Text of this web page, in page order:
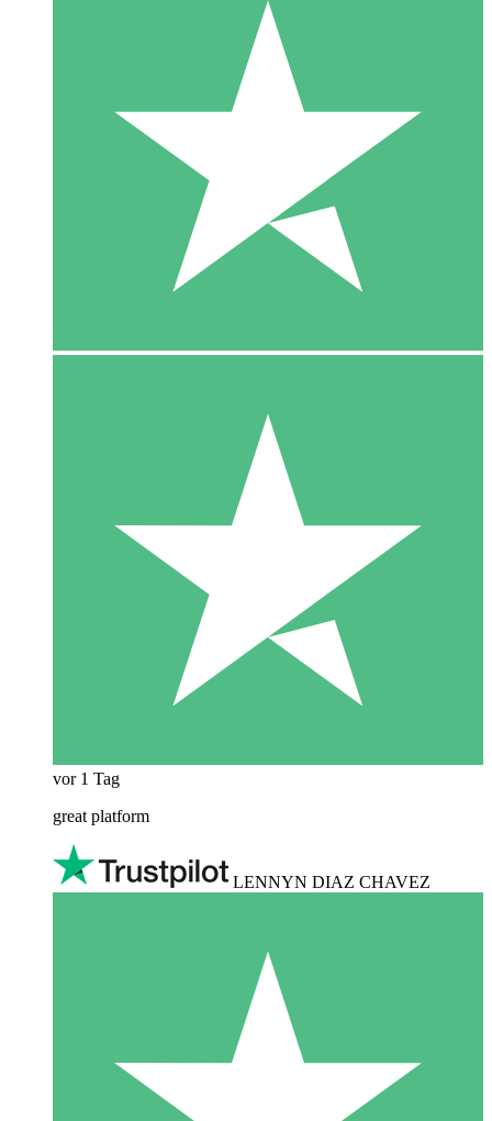
vor 1 Tag
great platform
LENNYN DIAZ CHAVEZ